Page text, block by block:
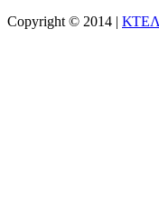
Copyright © 2014 |